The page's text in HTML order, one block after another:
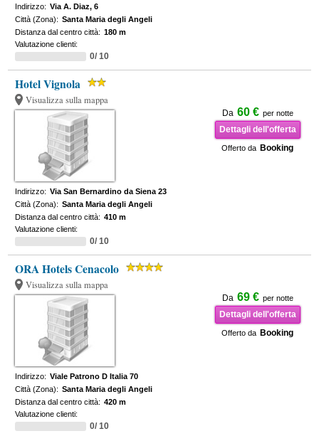
Indirizzo: Via A. Diaz, 6
Città (Zona): Santa Maria degli Angeli
Distanza dal centro città: 180 m
Valutazione clienti:
0/ 10
Hotel Vignola
Visualizza sulla mappa
Da 60 € per notte
Dettagli dell'offerta
Offerto da Booking
Indirizzo: Via San Bernardino da Siena 23
Città (Zona): Santa Maria degli Angeli
Distanza dal centro città: 410 m
Valutazione clienti:
0/ 10
ORA Hotels Cenacolo
Visualizza sulla mappa
Da 69 € per notte
Dettagli dell'offerta
Offerto da Booking
Indirizzo: Viale Patrono D Italia 70
Città (Zona): Santa Maria degli Angeli
Distanza dal centro città: 420 m
Valutazione clienti:
0/ 10